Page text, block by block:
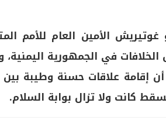
الأمين العام للأمم
الخلافات في الجمهورية
إقامة علاقات حسنة وطيبة
كانت ولا تزال بوابة السلام.